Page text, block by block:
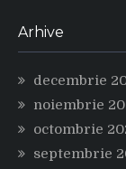
Arhive
decembrie
noiembrie
octombrie
septembrie